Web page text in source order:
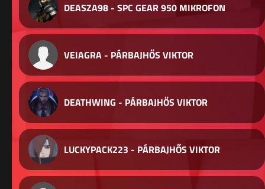
DEASZA98 - SPC GEAR 950 MIKROFON
VEIAGRA - PÁRBAJHŐS VIKTOR
DEATHWING - PÁRBAJHŐS VIKTOR
LUCKYPACK223 - PÁRBAJHŐS VIKTOR